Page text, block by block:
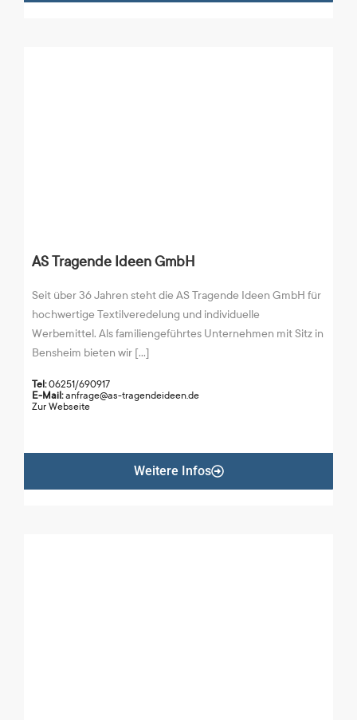
AS Tragende Ideen GmbH
Seit über 36 Jahren steht die AS Tragende Ideen GmbH für
hochwertige Textilveredelung und individuelle
Werbemittel. Als familiengeführtes Unternehmen mit Sitz in
Bensheim bieten wir [...]
Tel:06251/690917
E-Mail:anfrage@as-tragendeideen.de
Zur Webseite
Weitere Infos